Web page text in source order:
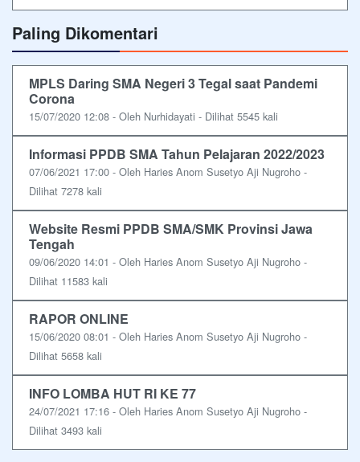
Paling Dikomentari
MPLS Daring SMA Negeri 3 Tegal saat Pandemi
Corona
15/07/2020 12:08 - Oleh Nurhidayati - Dilihat 5545 kali
Informasi PPDB SMA Tahun Pelajaran 2022/2023
07/06/2021 17:00 - Oleh Haries Anom Susetyo Aji Nugroho -
Dilihat 7278 kali
Website Resmi PPDB SMA/SMK Provinsi Jawa
Tengah
09/06/2020 14:01 - Oleh Haries Anom Susetyo Aji Nugroho -
Dilihat 11583 kali
RAPOR ONLINE
15/06/2020 08:01 - Oleh Haries Anom Susetyo Aji Nugroho -
Dilihat 5658 kali
INFO LOMBA HUT RI KE 77
24/07/2021 17:16 - Oleh Haries Anom Susetyo Aji Nugroho -
Dilihat 3493 kali